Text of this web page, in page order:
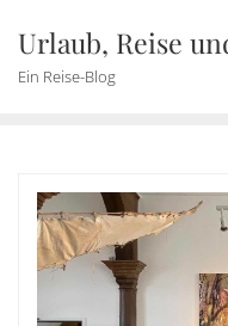
content
Urlaub, Reise
Ein Reise-Blog